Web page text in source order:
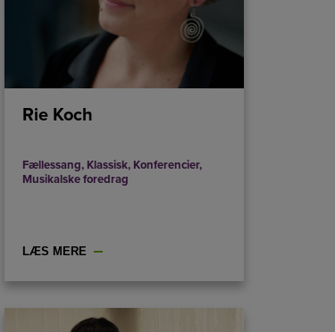
Rie Koch
Fællessang, Klassisk, Konferencier,
Musikalske foredrag
LÆS MERE